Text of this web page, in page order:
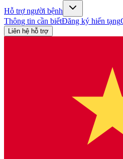
Hỗ trợ người bệnh
Thông tin cần biếtĐăng ký hiến tạng
Liên hệ hỗ trợ